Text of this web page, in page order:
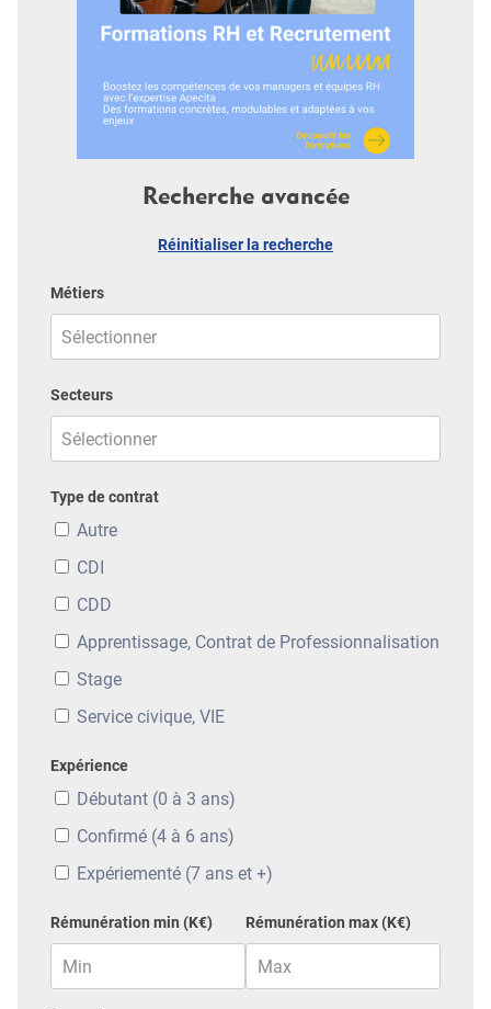
Recherche avancée
Réinitialiser la recherche
Métiers
Secteurs
Type de contrat
Autre
CDI
CDD
Apprentissage, Contrat de Professionnalisation
Stage
Service civique, VIE
Expérience
Débutant (0 à 3 ans)
Confirmé (4 à 6 ans)
Expériementé (7 ans et +)
Rémunération min (K€) Rémunération max (K€)